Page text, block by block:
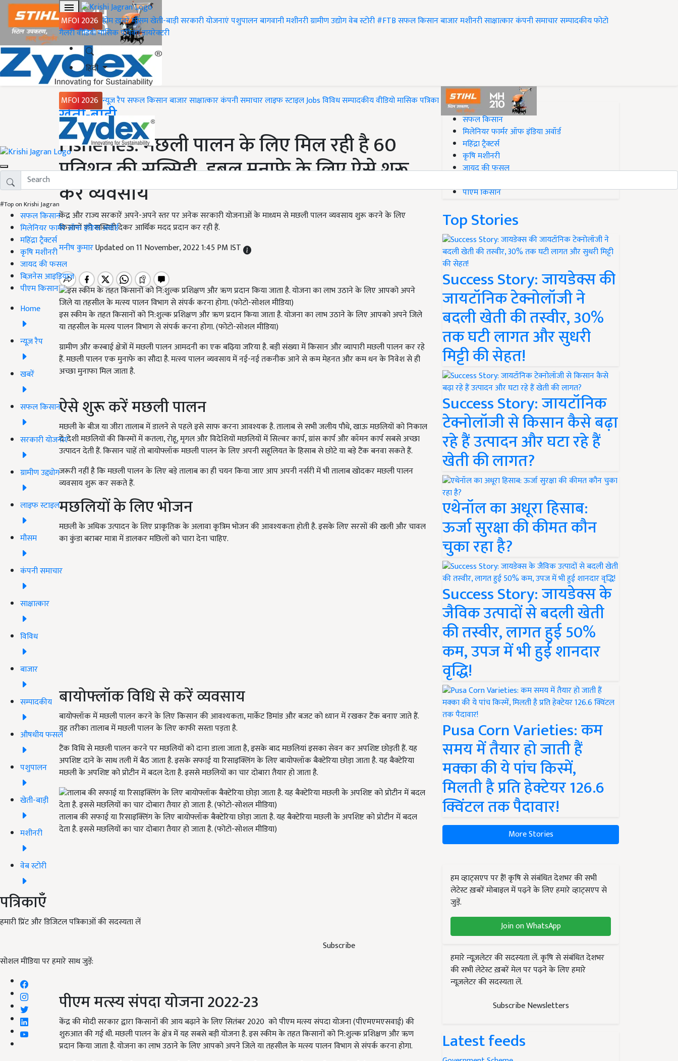
MFOI 2026 होमख़बरेंमौसमखेती-बाड़ीसरकारी योजनाएंपशुपालनबागवानीमशीनरीग्रामीण उद्योगवेब स्टोरी#FTBसफल किसानबाजारमशीनरीसाक्षात्कारकंपनी समाचारसम्पादकीयफोटो
गैलरीवीडियोमासिक पत्रिकाडायरेक्टरी
हिंदी
MFOI 2026 न्यूज़ रैपसफल किसानबाजारसाक्षात्कारकंपनी समाचारलाइफ स्टाइलJobsविविधसम्पादकीयवीडियोमासिक पत्रिका
#Top on Krishi Jagran
सफल किसान
मिलेनियर फार्मर ऑफ इंडिया अवॉर्ड
महिंद्रा ट्रैक्टर्स
कृषि मशीनरी
जायद की फसल
बिज़नेस आइडियाज
पीएम किसान
Home
न्यूज़ रैप
खबरें
सफल किसान
सरकारी योजनाएं
ग्रामीण उद्द्योग
लाइफ स्टाइल
मौसम
कंपनी समाचार
साक्षात्कार
विविध
बाजार
सम्पादकीय
औषधीय फसलें
पशुपालन
खेती-बाड़ी
मशीनरी
वेब स्टोरी
पत्रिकाएँ
हमारी प्रिंट और डिजिटल पत्रिकाओं की सदस्यता लें
Subscribe
सोशल मीडिया पर हमारे साथ जुड़ें:
Home
खेती-बाड़ी
Fisheries: मछली पालन के लिए मिल रही है 60
प्रतिशत की सब्सिडी, डबल मुनाफे के लिए ऐसे शुरू
करें व्यवसाय
केंद्र और राज्य सरकारें अपने-अपने स्तर पर अनेक सरकारी योजनाओं के माध्यम से मछली पालन व्यवसाय शुरू करने के लिए
किसानों को सब्सिडी देकर आर्थिक मदद प्रदान कर रही हैं.
मनीष कुमारUpdated on 11 November, 2022 1:45 PM IST
इस स्कीम के तहत किसानों को नि:शुल्क प्रशिक्षण और ऋण प्रदान किया जाता है. योजना का लाभ उठाने के लिए आपको अपने जिले
या तहसील के मत्स्य पालन विभाग से संपर्क करना होगा. (फोटो-सोशल मीडिया)
ग्रामीण और कस्बाई क्षेत्रों में मछली पालन आमदनी का एक बढ़िया जरिया है. बड़ी संख्या में किसान और व्यापारी मछली पालन कर रहे
हैं. मछली पालन एक मुनाफे का सौदा है. मत्स्य पालन व्यवसाय में नई-नई तकनीक आने से कम मेहनत और कम धन के निवेश से ही
अच्छा मुनाफा मिल जाता है.
ऐसे शुरू करें मछली पालन
मछली के बीज या जीरा तालाब में डालने से पहले इसे साफ करना आवश्यक है. तालाब से सभी जलीय पौधे, खाऊ मछलियों को निकाल
दें. देशी मछलियों की किस्मों में कतला, रोहू, मृगल और विदेशियों मछलियों में सिल्वर कार्प, ग्रांस कार्प और कॉमन कार्प सबसे अच्छा
उत्पादन देती हैं. किसान चाहें तो बायोफ्लॉक मछली पालन के लिए अपनी सहूलियत के हिसाब से छोटे या बड़े टैंक बनवा सकते हैं.
जरूरी नहीं है कि मछली पालन के लिए बड़े तालाब का ही चयन किया जाए आप अपनी नर्सरी में भी तालाब खोदकर मछली पालन
व्यवसाय शुरू कर सकते हैं.
मछलियों के लिए भोजन
मछली के अधिक उत्पादन के लिए प्राकृतिक के अलावा कृत्रिम भोजन की आवश्यकता होती है. इसके लिए सरसों की खली और चावल
का कुंडा बराबर मात्रा में डालकर मछिलों को चारा देना चाहिए.
बायोफ्लॉक विधि से करें व्यवसाय
बायोफ्लॉक में मछली पालन करने के लिए किसान की आवश्यकता, मार्केट डिमांड और बजट को ध्यान में रखकर टैंक बनाए जाते हैं.
यह तरीका तालाब में मछली पालन के लिए काफी सस्ता पड़ता है.
टैंक विधि से मछली पालन करने पर मछलियों को दाना डाला जाता है, इसके बाद मछलियां इसका सेवन कर अपशिष्ट छोड़ती हैं. यह
अपशिष्ट दाने के साथ तली में बैठ जाता है. इसके सफाई या रिसाइक्लिंग के लिए बायोफ्लॉक बैक्टेरिया छोड़ा जाता है. यह बैक्टेरिया
मछली के अपशिष्ट को प्रोटीन में बदल देता है. इससे मछलियों का चार दोबारा तैयार हो जाता है.
तालाब की सफाई या रिसाइक्लिंग के लिए बायोफ्लॉक बैक्टेरिया छोड़ा जाता है. यह बैक्टेरिया मछली के अपशिष्ट को प्रोटीन में बदल
देता है. इससे मछलियों का चार दोबारा तैयार हो जाता है. (फोटो-सोशल मीडिया)
पीएम मत्स्य संपदा योजना 2022-23
केंद्र की मोदी सरकार द्वारा किसानों की आय बढ़ाने के लिए सितंबर 2020 को पीएम मत्स्य संपदा योजना (पीएमएमएसवाई) की
शुरुआत की गई थी. मछली पालन के क्षेत्र में यह सबसे बड़ी योजना है. इस स्कीम के तहत किसानों को नि:शुल्क प्रशिक्षण और ऋण
प्रदान किया जाता है. योजना का लाभ उठाने के लिए आपको अपने जिले या तहसील के मत्स्य पालन विभाग से संपर्क करना होगा.
#Top on Krishi Jagran
सफल किसान
मिलेनियर फार्मर ऑफ इंडिया अवॉर्ड
महिंद्रा ट्रैक्टर्स
कृषि मशीनरी
जायद की फसल
पीएम किसान
Top Stories
Success Story: जायडेक्स की
जायटॉनिक टेक्नोलॉजी ने
बदली खेती की तस्वीर, 30%
तक घटी लागत और सुधरी
मिट्टी की सेहत!
Success Story: जायटॉनिक
टेक्नोलॉजी से किसान कैसे बढ़ा
रहे हैं उत्पादन और घटा रहे हैं
खेती की लागत?
एथेनॉल का अधूरा हिसाब:
ऊर्जा सुरक्षा की कीमत कौन
चुका रहा है?
Success Story: जायडेक्स के
जैविक उत्पादों से बदली खेती
की तस्वीर, लागत हुई 50%
कम, उपज में भी हुई शानदार
वृद्धि!
Pusa Corn Varieties: कम
समय में तैयार हो जाती हैं
मक्का की ये पांच किस्में,
मिलती है प्रति हेक्टेयर 126.6
क्विंटल तक पैदावार!
More Stories
हम व्हाट्सएप पर हैं! कृषि से संबंधित देशभर की सभी
लेटेस्ट ख़बरें मोबाइल में पढ़ने के लिए हमारे व्हाट्सएप से
जुड़ें.
Join on WhatsApp
हमारे न्यूज़लेटर की सदस्यता लें. कृषि से संबंधित देशभर
की सभी लेटेस्ट ख़बरें मेल पर पढ़ने के लिए हमारे
न्यूज़लेटर की सदस्यता लें.
Subscribe Newsletters
Latest feeds